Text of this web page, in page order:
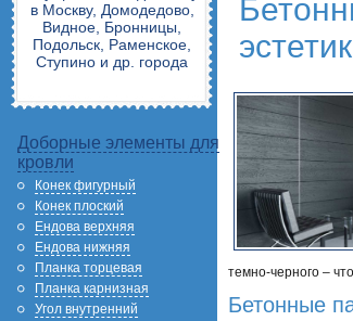
в Москву, Домодедово,
Видное, Бронницы,
Подольск, Раменское,
Ступино и др. города
Доборные элементы для
кровли
Конек фигурный
Конек плоский
Ендова верхняя
Ендова нижняя
Планка торцевая
Планка карнизная
Угол внутренний
темно-черного –
Бетонные